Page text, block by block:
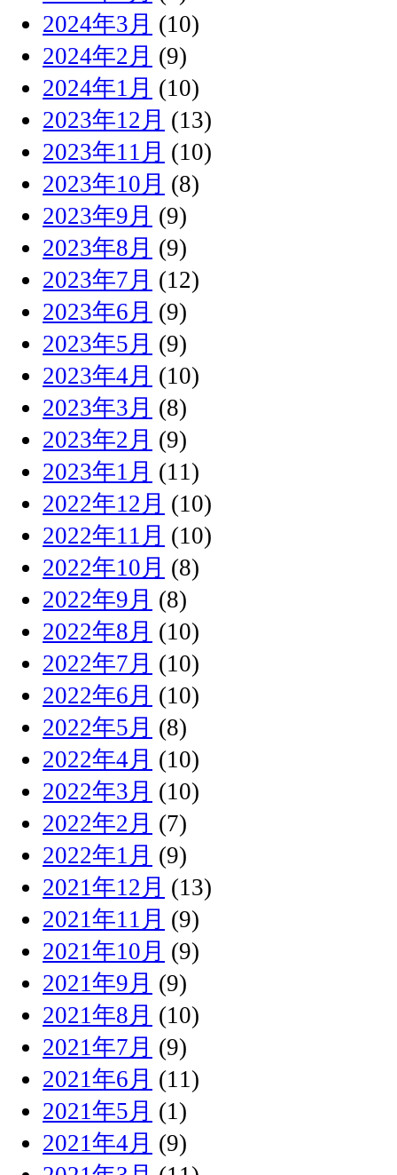
2024年3月 (10)
2024年2月 (9)
2024年1月 (10)
2023年12月 (13)
2023年11月 (10)
2023年10月 (8)
2023年9月 (9)
2023年8月 (9)
2023年7月 (12)
2023年6月 (9)
2023年5月 (9)
2023年4月 (10)
2023年3月 (8)
2023年2月 (9)
2023年1月 (11)
2022年12月 (10)
2022年11月 (10)
2022年10月 (8)
2022年9月 (8)
2022年8月 (10)
2022年7月 (10)
2022年6月 (10)
2022年5月 (8)
2022年4月 (10)
2022年3月 (10)
2022年2月 (7)
2022年1月 (9)
2021年12月 (13)
2021年11月 (9)
2021年10月 (9)
2021年9月 (9)
2021年8月 (10)
2021年7月 (9)
2021年6月 (11)
2021年5月 (1)
2021年4月 (9)